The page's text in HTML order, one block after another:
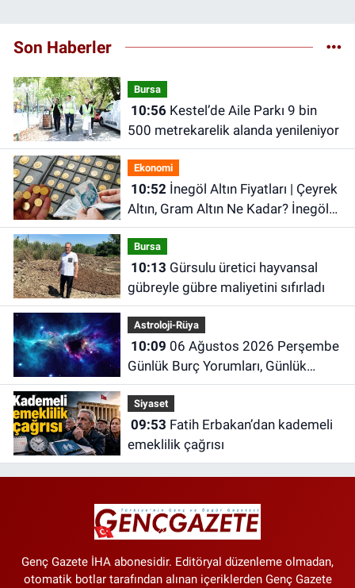
Son Haberler
Bursa
10:56Kestel’de Aile Parkı 9 bin
500 metrekarelik alanda yenileniyor
Ekonomi
10:52İnegöl Altın Fiyatları | Çeyrek
Altın, Gram Altın Ne Kadar? İnegöl
Kapalı Çarşı'da Altın Ne Kadar?
Bursa
10:13
gübreyle gübre maliyetini sıfırladı
Astroloji-Rüya
10:09
Günlük Burç Yorumları, Günlük
Astroloji Rehberi
Siyaset
09:53
emeklilik çağrısı
Genç Gazete İHA abonesidir. Editöryal düzenleme olmadan,
otomatik botlar tarafından alınan içeriklerden Genç Gazete